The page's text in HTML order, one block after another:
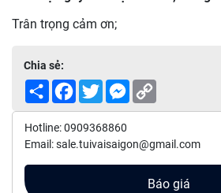
Trân trọng cảm ơn;
Chia sẻ:
Share Facebook
TwitterMessenger
Hotline: 0909368860
Email: sale.tuivaisaigon@gmail.com
Báo giá